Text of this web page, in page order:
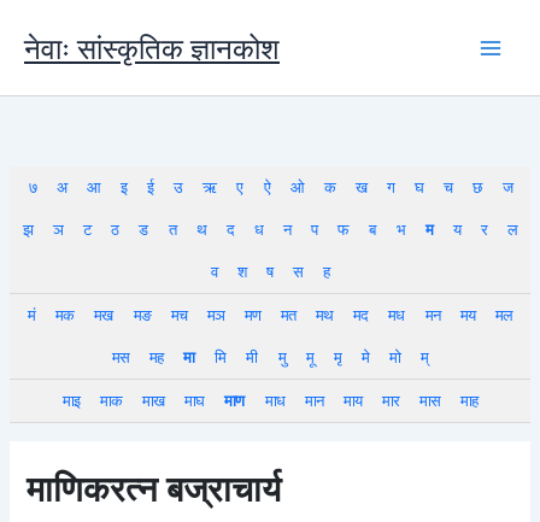
content
नेवाः सांस्कृतिक ज्ञानकोश
७ अ आ इ ई उ ऋ ए ऐ ओ क ख ग घ च छ
ज
झ
ञ ट ठ ड त थ द ध न प फ ब भ म य र
ल
व
श ष स
ह
मं
मक मख मङ मच मञ मण मत मथ मद मध मन मय
मल
मस
मह मा मि मी मु मू मृ मे मो
म्
माइ
माक माख माघ माण माध मान माय मार मास माह
माणिकरत्न बज्राचार्य